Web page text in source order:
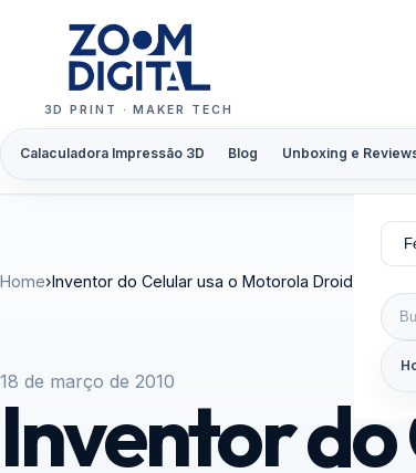
3D PRINT · MAKER TECH
Calaculadora Impressão 3D Blog Unboxing e
Home›Inventor do Celular usa o Motorola Droid
18 de março de 2010
Inventor do